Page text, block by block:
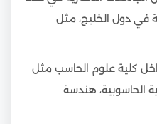
في دول الخليج، مثل
كلية علوم الحاسب مثل
الحاسوبية، هندسة